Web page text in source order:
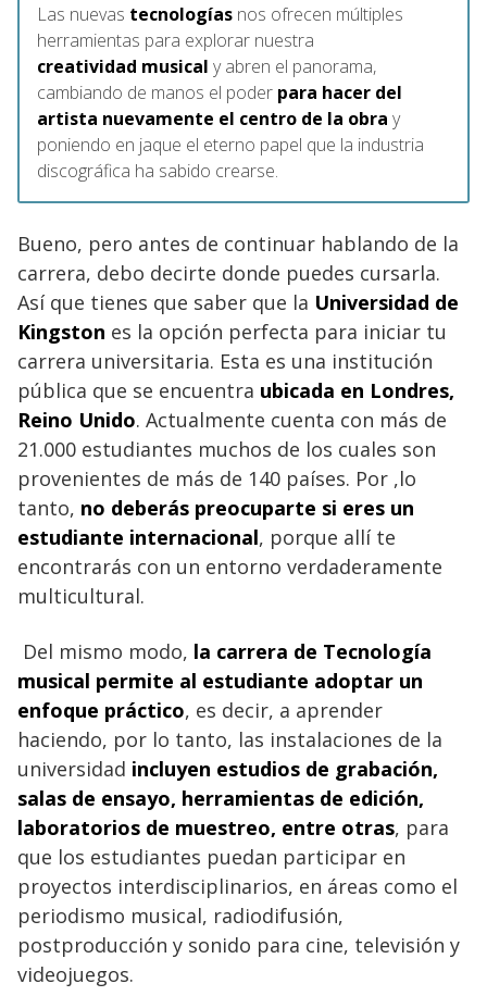
Las nuevas tecnologías nos ofrecen múltiples
herramientas para explorar nuestra
creatividad musical y abren el panorama,
cambiando de manos el poder para hacer del
artista nuevamente el centro de la obra y
poniendo en jaque el eterno papel que la industria
discográfica ha sabido crearse.
Bueno, pero antes de continuar hablando de la
carrera, debo decirte donde puedes cursarla.
Así que tienes que saber que la Universidad de
Kingston es la opción perfecta para iniciar tu
carrera universitaria. Esta es una institución
pública que se encuentra ubicada en Londres,
Reino Unido. Actualmente cuenta con más de
21.000 estudiantes muchos de los cuales son
provenientes de más de 140 países. Por ,lo
tanto, no deberás preocuparte si eres un
estudiante internacional, porque allí te
encontrarás con un entorno verdaderamente
multicultural.
Del mismo modo, la carrera de Tecnología
musical permite al estudiante adoptar un
enfoque práctico, es decir, a aprender
haciendo, por lo tanto, las instalaciones de la
universidad incluyen estudios de grabación,
salas de ensayo, herramientas de edición,
laboratorios de muestreo, entre otras, para
que los estudiantes puedan participar en
proyectos interdisciplinarios, en áreas como el
periodismo musical, radiodifusión,
postproducción y sonido para cine, televisión y
videojuegos.